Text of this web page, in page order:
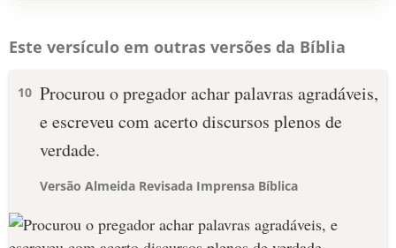
Este versículo em outras versões da Bíblia
10 Procurou o pregador achar palavras agradáveis,
e escreveu com acerto discursos plenos de
verdade.
Versão Almeida Revisada Imprensa Bíblica